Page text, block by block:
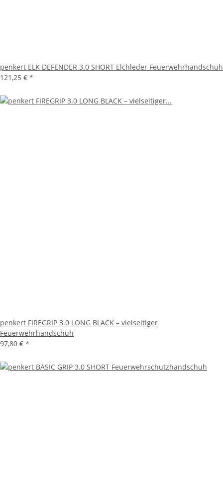
penkert ELK DEFENDER 3.0 SHORT Elchleder Feuerwehrhandschuh
121,25 € *
penkert FIREGRIP 3.0 LONG BLACK – vielseitiger
Feuerwehrhandschuh
97,80 € *